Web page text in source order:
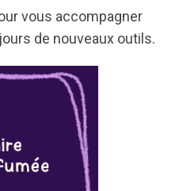
vous accompagner
de nouveaux outils.